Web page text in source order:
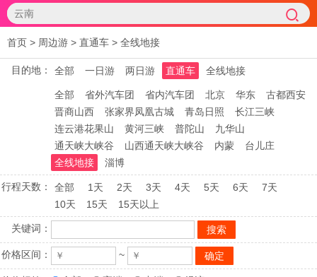
首页 > 周边游 > 直通车 > 全线地接
目的地： 全部 一日游 两日游 直通车 全线地接
全部 省外汽车团 省内汽车团 北京 华东
古都西安
晋商山西
张家界凤凰古城 青岛日照
长江三峡
连云港花果山
黄河三峡 普陀山
九华山
通天峡大峡谷
山西通天峡大峡谷 内蒙
台儿庄
全线地接
淄博
行程天数： 全部 1天 2天 3天 4天 5天 6天
7天
10天
15天 15天以上
关键词：
价格区间： ~